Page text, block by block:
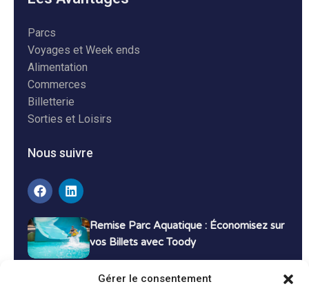
Gérer le consentement
Parcs
Voyages et Week ends
Alimentation
Commerces
Billetterie
Sorties et Loisirs
Nous suivre
Remise Parc Aquatique : Économisez sur
vos Billets avec Toody